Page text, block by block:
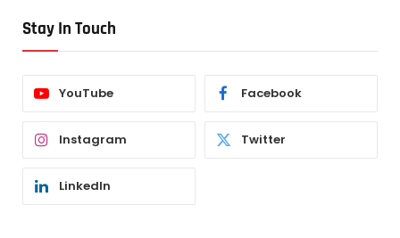
Stay In Touch
YouTube Facebook
Instagram Twitter
LinkedIn